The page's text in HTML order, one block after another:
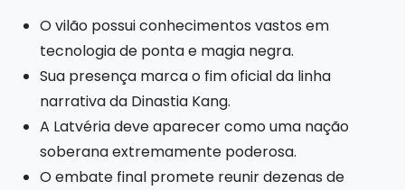
O vilão possui conhecimentos vastos em
tecnologia de ponta e magia negra.
Sua presença marca o fim oficial da linha
narrativa da Dinastia Kang.
A Latvéria deve aparecer como uma nação
soberana extremamente poderosa.
O embate final promete reunir dezenas de